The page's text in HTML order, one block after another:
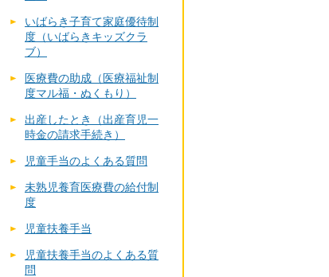
いばらき子育て家庭優待制
度（いばらきキッズクラ
ブ）
医療費の助成（医療福祉制
度マル福・ぬくもり）
出産したとき（出産育児一
時金の請求手続き）
児童手当のよくある質問
未熟児養育医療費の給付制
度
児童扶養手当
児童扶養手当のよくある質
問